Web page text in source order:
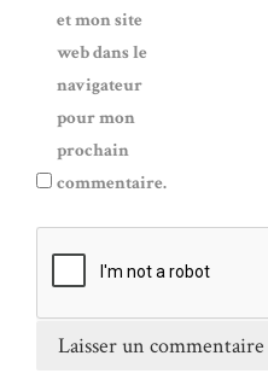
et mon site
web dans le
navigateur
pour mon
prochain
commentaire.